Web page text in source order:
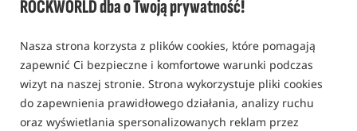
ROCKWORLD dba o Twoją prywatność!
Nasza strona korzysta z plików cookies, które pomagają
zapewnić Ci bezpieczne i komfortowe warunki podczas
wizyt na naszej stronie. Strona wykorzystuje pliki cookies
do zapewnienia prawidłowego działania, analizy ruchu
oraz wyświetlania spersonalizowanych reklam przez